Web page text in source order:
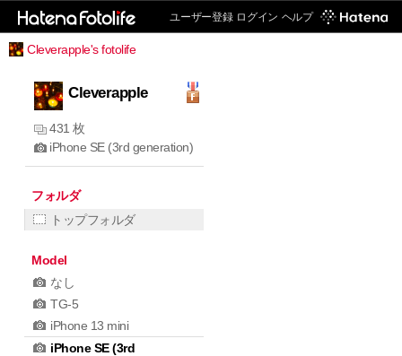
ユーザー登録 ログイン ヘルプ
Cleverapple's fotolife
Cleverapple
431 枚
iPhone SE (3rd generation)
フォルダ
トップフォルダ
Model
なし
TG-5
iPhone 13 mini
iPhone SE (3rd